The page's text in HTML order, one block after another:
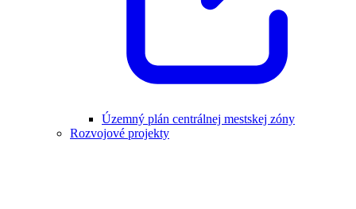
Územný plán centrálnej mestskej zóny
Rozvojové projekty